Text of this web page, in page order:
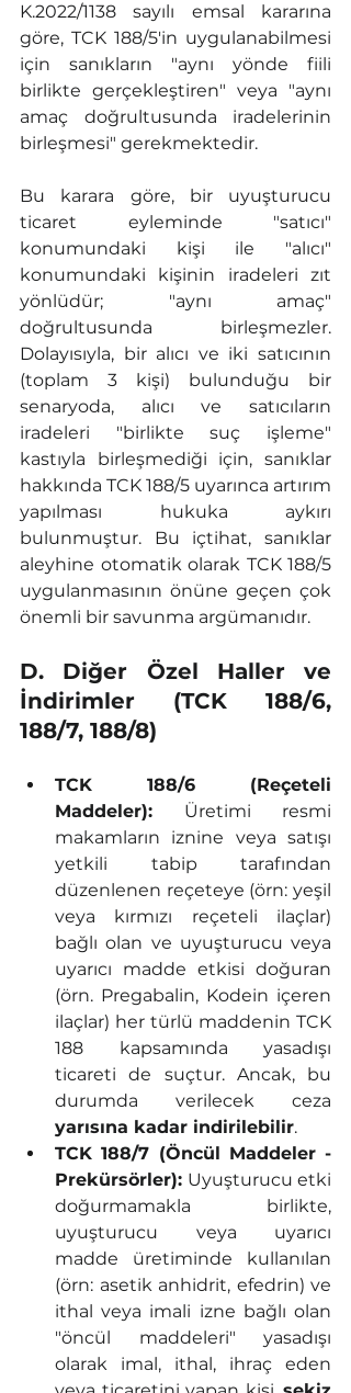
K.2022/1138 sayılı emsal kararına
göre, TCK 188/5'in uygulanabilmesi
için sanıkların "aynı yönde fiili
birlikte gerçekleştiren" veya "aynı
amaç doğrultusunda iradelerinin
birleşmesi" gerekmektedir.
Bu karara göre, bir uyuşturucu
ticaret eyleminde "satıcı"
konumundaki kişi ile "alıcı"
konumundaki kişinin iradeleri zıt
yönlüdür; "aynı amaç"
doğrultusunda birleşmezler.
Dolayısıyla, bir alıcı ve iki satıcının
(toplam 3 kişi) bulunduğu bir
senaryoda, alıcı ve satıcıların
iradeleri "birlikte suç işleme"
kastıyla birleşmediği için, sanıklar
hakkında TCK 188/5 uyarınca artırım
yapılması hukuka aykırı
bulunmuştur. Bu içtihat, sanıklar
aleyhine otomatik olarak TCK 188/5
uygulanmasının önüne geçen çok
önemli bir savunma argümanıdır.
D. Diğer Özel Haller ve
İndirimler (TCK 188/6,
188/7, 188/8)
TCK 188/6 (Reçeteli
Maddeler): Üretimi resmi
makamların iznine veya satışı
yetkili tabip tarafından
düzenlenen reçeteye (örn: yeşil
veya kırmızı reçeteli ilaçlar)
bağlı olan ve uyuşturucu veya
uyarıcı madde etkisi doğuran
(örn. Pregabalin, Kodein içeren
ilaçlar) her türlü maddenin TCK
188 kapsamında yasadışı
ticareti de suçtur. Ancak, bu
yarısına kadar indirilebilir.
TCK 188/7 (Öncül Maddeler -
Prekürsörler): Uyuşturucu etki
doğurmamakla birlikte,
uyuşturucu veya uyarıcı
madde üretiminde kullanılan
(örn: asetik anhidrit, efedrin) ve
ithal veya imali izne bağlı olan
"öncül maddeleri" yasadışı
olarak imal, ithal, ihraç eden